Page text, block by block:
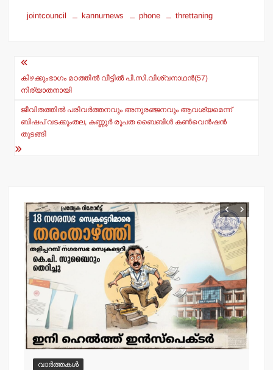
at
p
p
a
c
o
o
k
jointcouncil kannurnews phone threttaning
Post
navigation
കിഴക്കുംഭാഗം മഠത്തില്‍ വീട്ടില്‍ പി.സി.വിശ്വനാഥന്‍(57)
നിര്യാതനായി
ജീവിതത്തില്‍ പരിവര്‍ത്തനവും അനുരഞ്ജനവും ആവശ്യമെന്ന്
ബിഷപ് വടക്കുംതല, കണ്ണൂര്‍ രൂപത ബൈബിള്‍ കണ്‍വെന്‍ഷന്‍
തുടങ്ങി
വാർത്തകൾ